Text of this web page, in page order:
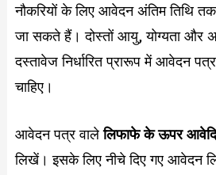
नौकरियों के लिए आवेदन अंतिम तिथि
जा सकते हैं। दोस्तों आयु, योग्यता और
दस्तावेज निर्धारित प्रारूप में आवेदन
चाहिए।
आवेदन पत्र वालेलिफाफे के ऊपर
लिखें। इसके लिए नीचे दिए गए आवेदन